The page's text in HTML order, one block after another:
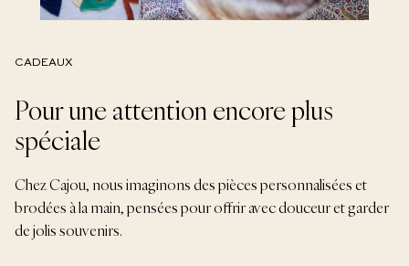
CADEAUX
Pour une attention encore plus
spéciale
Chez Cajou, nous imaginons des pièces personnalisées et
brodées à la main, pensées pour offrir avec douceur et garder
de jolis souvenirs.